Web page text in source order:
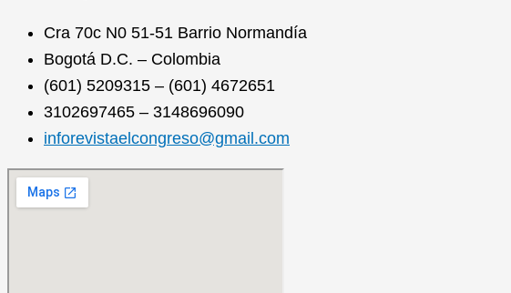
Cra 70c N0 51-51 Barrio Normandía
Bogotá D.C. – Colombia
(601) 5209315 – (601) 4672651
3102697465 – 3148696090
inforevistaelcongreso@gmail.com